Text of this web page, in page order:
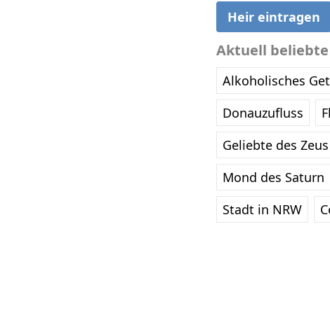
Heir eintragen
Aktuell beliebte
Alkoholisches
Donauzufluss
Geliebte des Zeus
Mond des Saturn
Stadt in NRW